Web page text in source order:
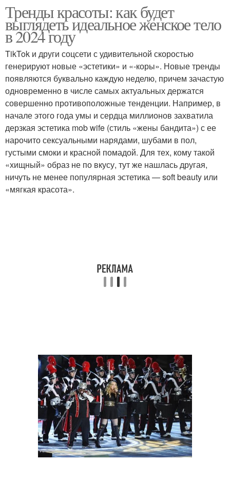
Тренды красоты: как будет
выглядеть идеальное женское тело
в 2024 году
TikTok и други соцсети с удивительной скоростью
генерируют новые «эстетики» и «-коры». Новые тренды
появляются буквально каждую неделю, причем зачастую
одновременно в числе самых актуальных держатся
совершенно противоположные тенденции. Например, в
начале этого года умы и сердца миллионов захватила
дерзкая эстетика mob wife (стиль «жены бандита») с ее
нарочито сексуальными нарядами, шубами в пол,
густыми смоки и красной помадой. Для тех, кому такой
«хищный» образ не по вкусу, тут же нашлась другая,
ничуть не менее популярная эстетика — soft beauty или
«мягкая красота».